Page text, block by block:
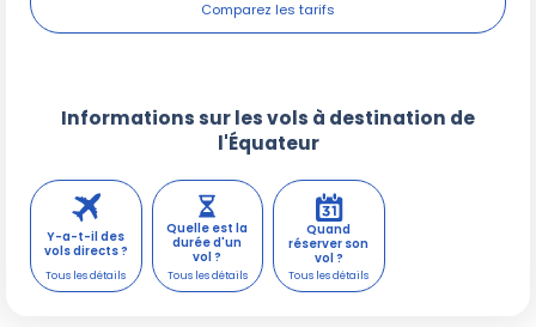
Informations sur les vols à destination de
l'Équateur
Y-a-t-il des
vols directs ?
Quelle est la
durée d'un
vol ?
Quand
réserver son
vol ?